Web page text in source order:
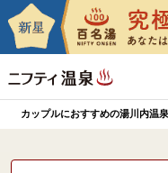
カップルにおすすめの湯川内温